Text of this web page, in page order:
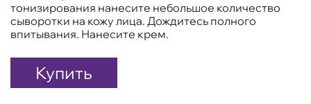
тонизирования нанесите небольшое количество
сыворотки на кожу лица. Дождитесь полного
впитывания. Нанесите крем.
Купить